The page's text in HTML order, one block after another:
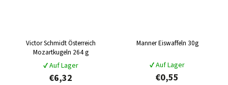
Victor Schmidt Österreich
Mozartkugeln 264 g
✔ Auf Lager
€6,32
Manner Eiswaffeln 30g
✔ Auf Lager
€0,55